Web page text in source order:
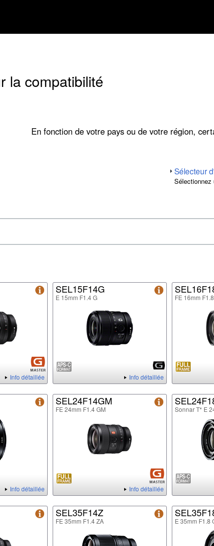
la compatibilité
En fonction de votre pays ou de votre région,
Sélecteur
Sélectionnez
Info détaillée
SEL15F14G
E 15mm F1.4 G
Info détaillée
FE 16mm
Info détaillée
SEL24F14GM
FE 24mm F1.4 GM
Info détaillée
Sonnar T* E
SEL35F14Z
FE 35mm F1.4 ZA E 35mm F1.8